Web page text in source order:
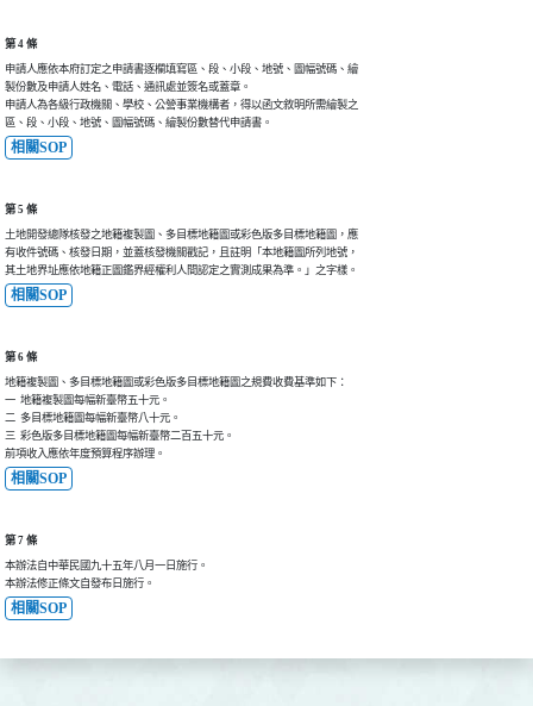
第 4 條
申請人應依本府訂定之申請書逐欄填寫區、段、小段、地號、圖幅號碼、繪
製份數及申請人姓名、電話、通訊處並簽名或蓋章。
申請人為各級行政機關、學校、公營事業機構者，得以函文敘明所需繪製之
區、段、小段、地號、圖幅號碼、繪製份數替代申請書。
相關SOP
第 5 條
土地開發總隊核發之地籍複製圖、多目標地籍圖或彩色版多目標地籍圖，應
有收件號碼、核發日期，並蓋核發機關戳記，且註明「本地籍圖所列地號，
其土地界址應依地籍正圖鑑界經權利人間認定之實測成果為準。」之字樣。
相關SOP
第 6 條
地籍複製圖、多目標地籍圖或彩色版多目標地籍圖之規費收費基準如下：
一  地籍複製圖每幅新臺幣五十元。
二  多目標地籍圖每幅新臺幣八十元。
三  彩色版多目標地籍圖每幅新臺幣二百五十元。
前項收入應依年度預算程序辦理。
相關SOP
第 7 條
本辦法自中華民國九十五年八月一日施行。
本辦法修正條文自發布日施行。
相關SOP